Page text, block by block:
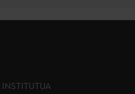
INSTITUTUA